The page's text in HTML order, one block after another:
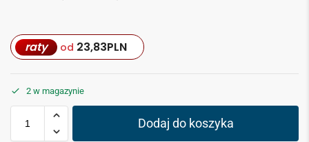
raty od 23,83PLN
2 w magazynie
Dodaj do koszyka